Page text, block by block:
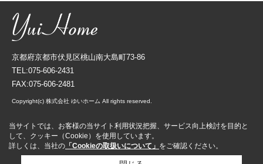
京都府京都市伏見区桃山南大島町73-86
TEL:075-606-2431
FAX:075-606-2481
Copyright(c) 株式会社 ゆいホーム All rights reserved.
当サイトでは、お客様の当サイト利用状況把握、サービス向上検討を目的と
して、クッキー（Cookie）を使用しています。
詳しくは、当社の 「Cookieの取扱いについて」 をご確認ください。